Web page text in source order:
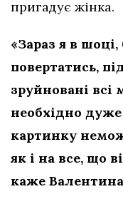
пригадує жінка.
«Зараз я в
повертатись,
зруйновані всі
необхідно
картинку
як і на все, що
каже